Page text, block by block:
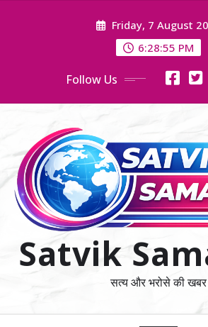
Friday, 7 August
6:28:56 PM
Follow Us
Satvik
सत्य और भरोसे की खबर